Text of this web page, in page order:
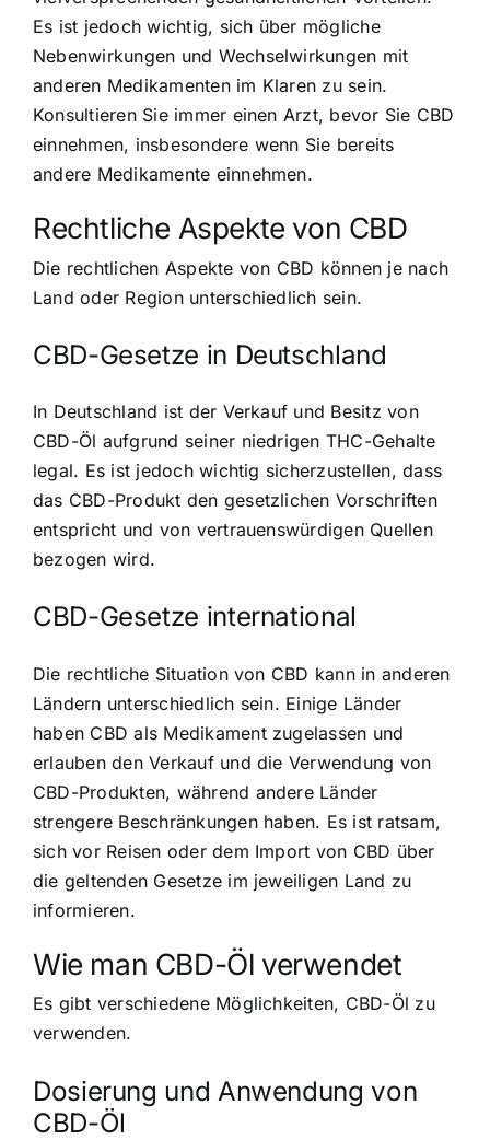
Es ist jedoch wichtig, sich über mögliche
Nebenwirkungen und Wechselwirkungen mit
anderen Medikamenten im Klaren zu sein.
Konsultieren Sie immer einen Arzt, bevor Sie CBD
einnehmen, insbesondere wenn Sie bereits
andere Medikamente einnehmen.
Rechtliche Aspekte von CBD
Die rechtlichen Aspekte von CBD können je nach
Land oder Region unterschiedlich sein.
CBD-Gesetze in Deutschland
In Deutschland ist der Verkauf und Besitz von
CBD-Öl aufgrund seiner niedrigen THC-Gehalte
legal. Es ist jedoch wichtig sicherzustellen, dass
das CBD-Produkt den gesetzlichen Vorschriften
entspricht und von vertrauenswürdigen Quellen
bezogen wird.
CBD-Gesetze international
Die rechtliche Situation von CBD kann in anderen
Ländern unterschiedlich sein. Einige Länder
haben CBD als Medikament zugelassen und
erlauben den Verkauf und die Verwendung von
CBD-Produkten, während andere Länder
strengere Beschränkungen haben. Es ist ratsam,
sich vor Reisen oder dem Import von CBD über
die geltenden Gesetze im jeweiligen Land zu
informieren.
Wie man CBD-Öl verwendet
Es gibt verschiedene Möglichkeiten, CBD-Öl zu
verwenden.
Dosierung und Anwendung von
CBD-Öl